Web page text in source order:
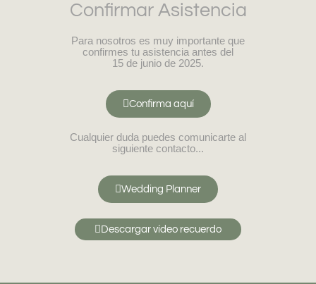
Confirmar Asistencia
Para nosotros es muy importante que
confirmes tu asistencia antes del
15 de junio de 2025.
Confirma aquí
Cualquier duda puedes comunicarte al
siguiente contacto...
Wedding Planner
Descargar vídeo recuerdo